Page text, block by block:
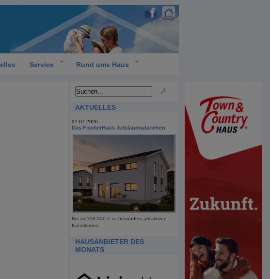
Service Rund ums Haus
AKTUELLES
27.07.2026
Das FischerHaus Jubiläumsdarlehen
Bis zu 150.000 € zu besonders attraktiven
Konditionen
HAUSANBIETER DES
MONATS